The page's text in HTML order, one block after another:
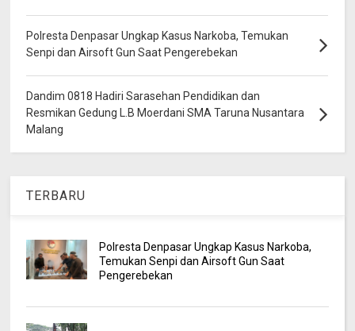
Polresta Denpasar Ungkap Kasus Narkoba, Temukan
Senpi dan Airsoft Gun Saat Pengerebekan
Dandim 0818 Hadiri Sarasehan Pendidikan dan
Resmikan Gedung L.B Moerdani SMA Taruna Nusantara
Malang
TERBARU
Polresta Denpasar Ungkap Kasus Narkoba,
Temukan Senpi dan Airsoft Gun Saat
Pengerebekan